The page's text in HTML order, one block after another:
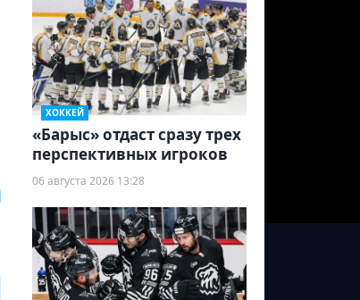
ХОККЕЙ
«Барыс» отдаст сразу трех
перспективных игроков
06 августа 2026 13:28